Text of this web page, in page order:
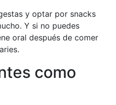
y optar por snacks
Y si no puedes
oral después de comer
como